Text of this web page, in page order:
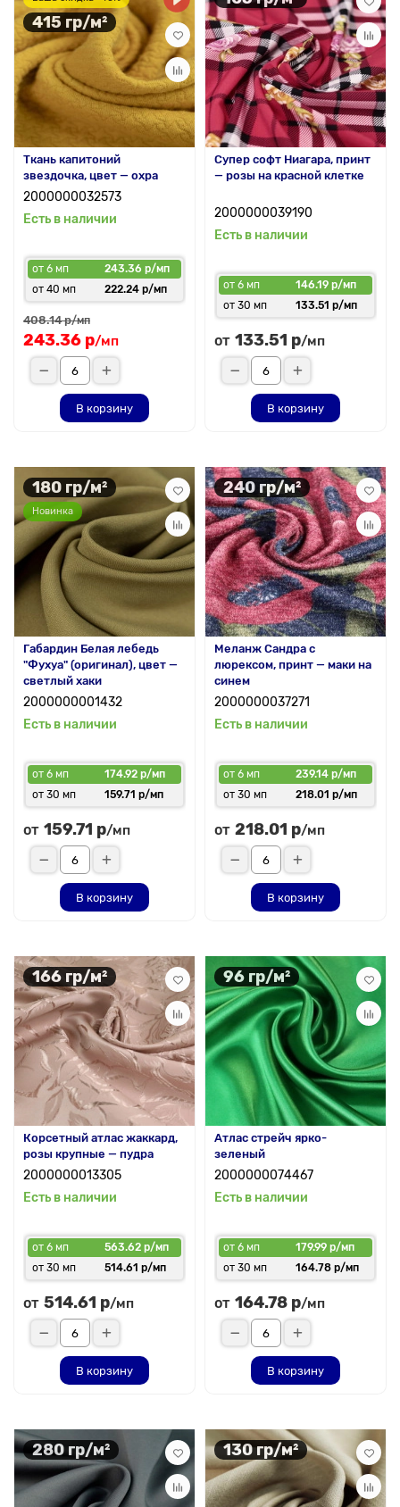
415 гр/м²
Ткань капитоний
звездочка, цвет — охра
2000000032573
Есть в наличии
от 6 мп
243.36 р/мп
от 40 мп
222.24 р/мп
408.14 р/мп
243.36 р/мп
В корзину
Супер софт Ниагара, принт
— розы на красной клетке
2000000039190
Есть в наличии
от 6 мп
146.19 р/мп
от 30 мп
133.51 р/мп
от 133.51 р/мп
В корзину
180 гр/м²
Новинка
Габардин Белая лебедь
"Фухуа" (оригинал), цвет —
светлый хаки
2000000001432
Есть в наличии
от 6 мп
174.92 р/мп
от 30 мп
159.71 р/мп
от 159.71 р/мп
В корзину
240 гр/м²
Меланж Сандра с
люрексом, принт — маки на
синем
2000000037271
Есть в наличии
от 6 мп
239.14 р/мп
от 30 мп
218.01 р/мп
от 218.01 р/мп
В корзину
166 гр/м²
Корсетный атлас жаккард,
розы крупные — пудра
2000000013305
Есть в наличии
от 6 мп
563.62 р/мп
от 30 мп
514.61 р/мп
от 514.61 р/мп
В корзину
96 гр/м²
Атлас стрейч ярко-
зеленый
2000000074467
Есть в наличии
от 6 мп
179.99 р/мп
от 30 мп
164.78 р/мп
от 164.78 р/мп
В корзину
280 гр/м² 130 гр/м²